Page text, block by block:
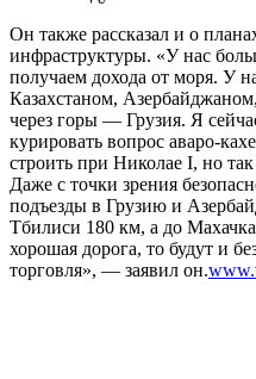
Он также рассказал и о
инфраструктуры. «У нас
получаем дохода от моря. У
Казахстаном,
через горы — Грузия. Я
курировать вопрос аваро-
строить при Николае I, но
Даже с точки зрения
подъезды в Грузию и
Тбилиси 180 км, а до
хорошая дорога, то будут и
торговля», — заявил он.